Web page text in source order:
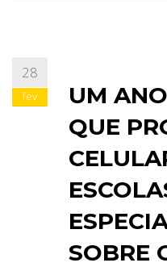
28
fev
UM
QUE
SOBRE